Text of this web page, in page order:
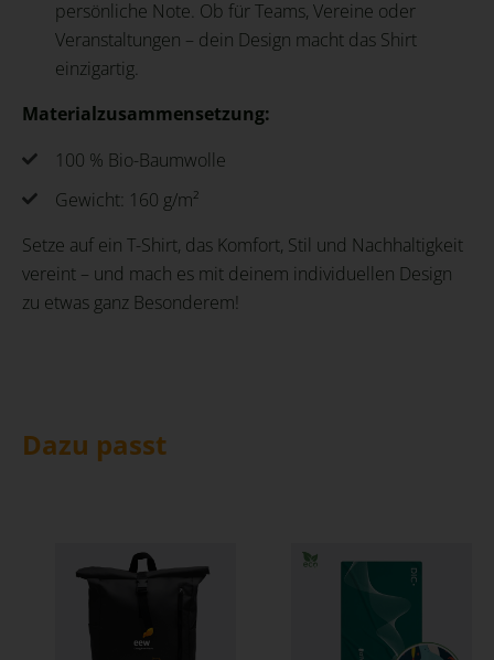
persönliche Note. Ob für Teams, Vereine oder
Veranstaltungen – dein Design macht das Shirt
einzigartig.
Materialzusammensetzung:
100 % Bio-Baumwolle
Gewicht: 160 g/m²
Setze auf ein T-Shirt, das Komfort, Stil und Nachhaltigkeit
vereint – und mach es mit deinem individuellen Design
zu etwas ganz Besonderem!
Dazu passt